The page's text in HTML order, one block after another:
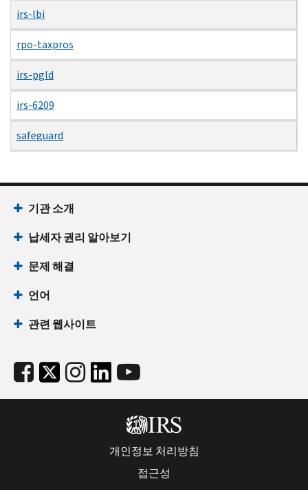
irs-lbi
rpo-taxpros
irs-pgld
irs-6209
safeguard
기관 소개
납세자 권리 알아보기
문제 해결
언어
관련 웹사이트
개인정보 처리방침
접근성